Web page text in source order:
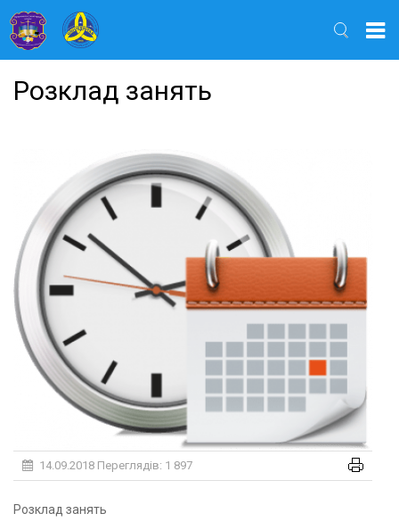
Розклад занять
14.09.2018 Переглядів: 1 897
Розклад занять